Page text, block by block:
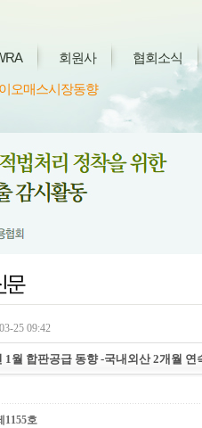
회원사 협회소식
오매스시장동향
25 09:42
1월 합판공급 동향 -국내외산 2개월 연
1155호